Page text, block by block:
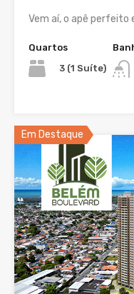
Vem aí, o apê perfeito
Quartos
3 (1 Suíte)
Em Destaque